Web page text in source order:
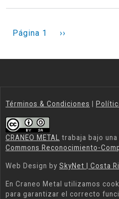
PAGINACIÓN
Página 1 Siguiente
››
Términos & Condiciones
CRANEO METAL trabaja bajo una
Commons Reconocimiento-
Web Design by SkyNet | Costa
En Craneo Metal
utilizamos
para garantizar el correcto